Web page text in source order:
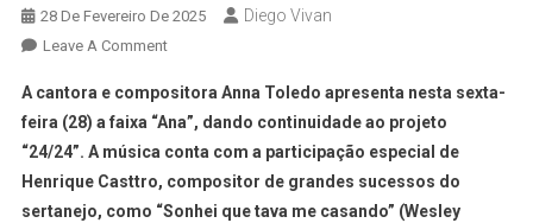
28 De Fevereiro De 2025 Diego Vivan
Leave A Comment
A cantora e compositora Anna Toledo apresenta nesta sexta-
feira (28) a faixa “Ana”, dando continuidade ao projeto
“24/24”. A música conta com a participação especial de
Henrique Casttro, compositor de grandes sucessos do
sertanejo, como “Sonhei que tava me casando” (Wesley